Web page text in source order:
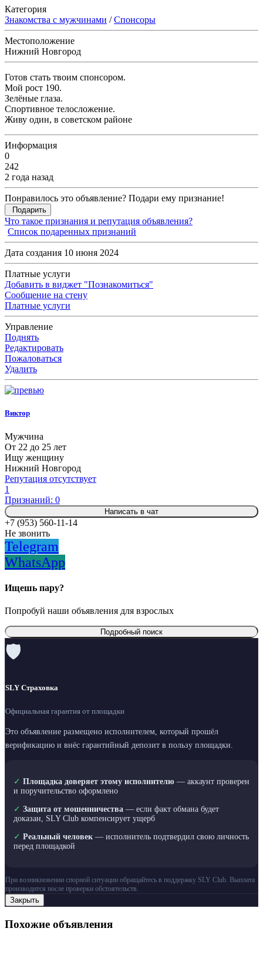
Категория
Знакомства с мужчинами /Спонсоры
Местоположение
Нижний Новгород
Готов стать твоим спонсором.
Мой рост 190.
Зелёные глаза.
Спортивное телосложение.
Живу один, в советском районе
Информация
0
242
2 года назад
Понравилось это объявление? Подари ему признание!
Подарить
Что такое признания и репутация объявления?
Список подаренных признаний
Дата создания 10 июня 2024
Платные услуги
Добавить в виджет "Познакомиться"
Сообщение на стену
Платные услуги
Управление
Поднять
Редактировать
Пожаловаться
Удалить
Виктор
Мужчина
От 22 до 25 лет
Ищу женщину
Нижний Новгород
Репутация отсутствует
1
Признаний: 0
Написать в чат
+7 (953) 560-11-14
Не звонить
Telegram
WhatsApp
Ищешь пару?
Попробуй наши объявления для взрослых
Подробный поиск
🛡
SLY Страховка
Официальная гарантия от площадки
Это объявление размещено исполнителем, который прошёл
верификацию и внёс гарантийный депозит в пользу площадки.
✓ Площадка доверяет этому исполнителю — аккаунт проверен
и поручительство оформлено
✓ Защита от мошенничества — если факт обмана будет
доказан, SLY Club компенсирует ущерб
✓ Реальный человек — исполнитель подтвердил свою личность
перед площадкой
При возникновении спорной ситуации обращайтесь в поддержку SLY Club. Выплата
производится после проверки обстоятельств.
Закрыть
Похожие объявления